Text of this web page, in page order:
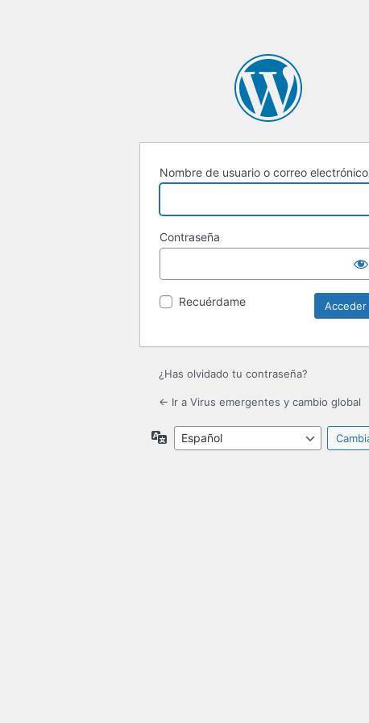
Nombre de usuario o correo electrónico
Contraseña
Recuérdame
¿Has olvidado tu contraseña?
← Ir a Virus emergentes y cambio global
Idioma